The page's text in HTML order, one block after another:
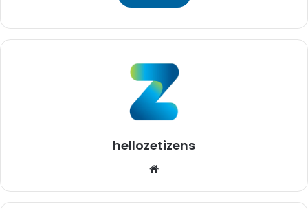
hellozetizens